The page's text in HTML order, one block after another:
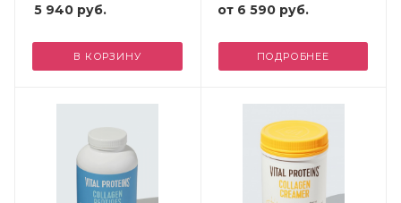
5 940 руб.
В КОРЗИНУ
от 6 590 руб.
ПОДРОБНЕЕ